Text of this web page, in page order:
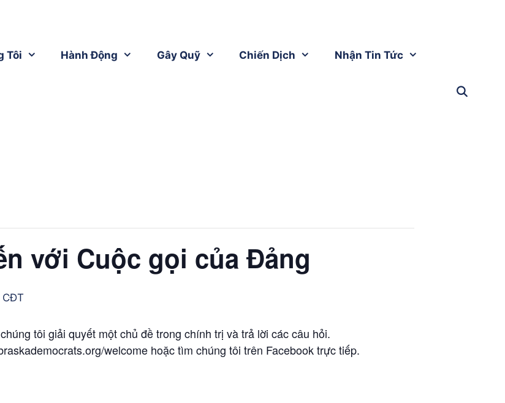
Tôi Hành Động Gây Quỹ Chiến Dịch Nhận Tin Tức
với Cuộc gọi của Đảng
CĐT
tôi giải quyết một chủ đề trong chính trị và trả lời các câu hỏi.
welcome hoặc tìm chúng tôi trên Facebook trực tiếp.